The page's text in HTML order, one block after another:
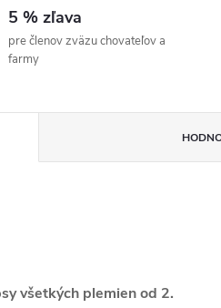
5 % zľava
pre členov zväzu chovateľov a
farmy
všetkých plemien od 2.